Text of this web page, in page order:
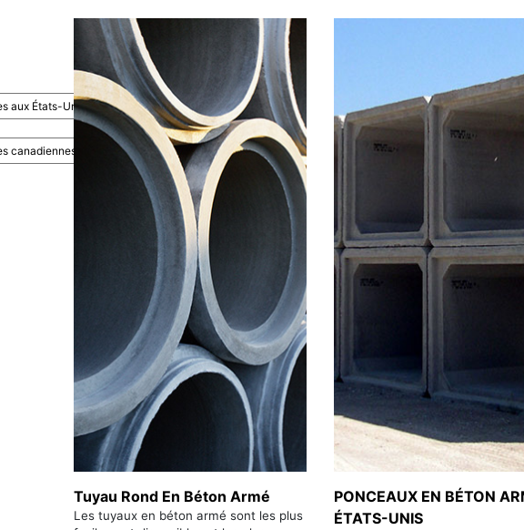
Tuyau Rond En Béton Armé
Les tuyaux en béton armé sont les plus
PONCEAUX EN BÉTON
ÉTATS-UNIS